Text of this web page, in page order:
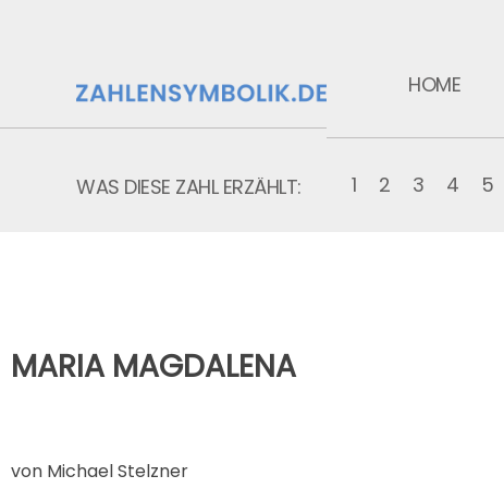
HOME
WAS DIESE ZAHL ERZÄHLT: 1 2 3 4 5
MARIA MAGDALENA
von Michael Stelzner